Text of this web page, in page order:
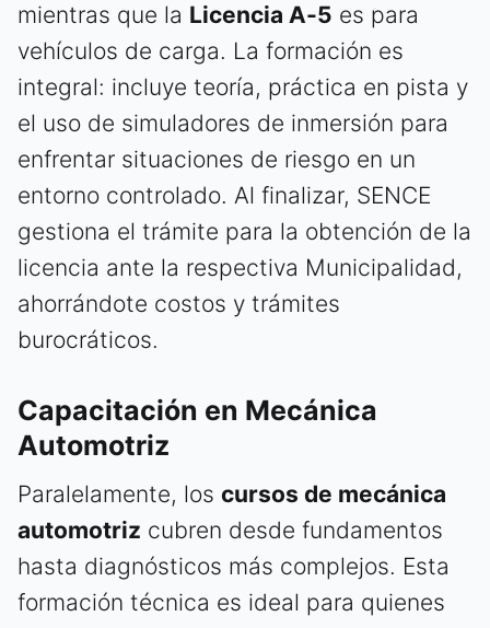
mientras que la Licencia A-5 es para
vehículos de carga. La formación es
integral: incluye teoría, práctica en pista y
el uso de simuladores de inmersión para
enfrentar situaciones de riesgo en un
entorno controlado. Al finalizar, SENCE
gestiona el trámite para la obtención de la
licencia ante la respectiva Municipalidad,
ahorrándote costos y trámites
burocráticos.
Capacitación en Mecánica
Automotriz
Paralelamente, los cursos de mecánica
automotriz cubren desde fundamentos
hasta diagnósticos más complejos. Esta
formación técnica es ideal para quienes